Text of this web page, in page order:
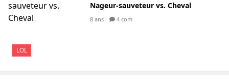
LOL
Nageur-sauveteur vs. Cheval
8 ans 4 com